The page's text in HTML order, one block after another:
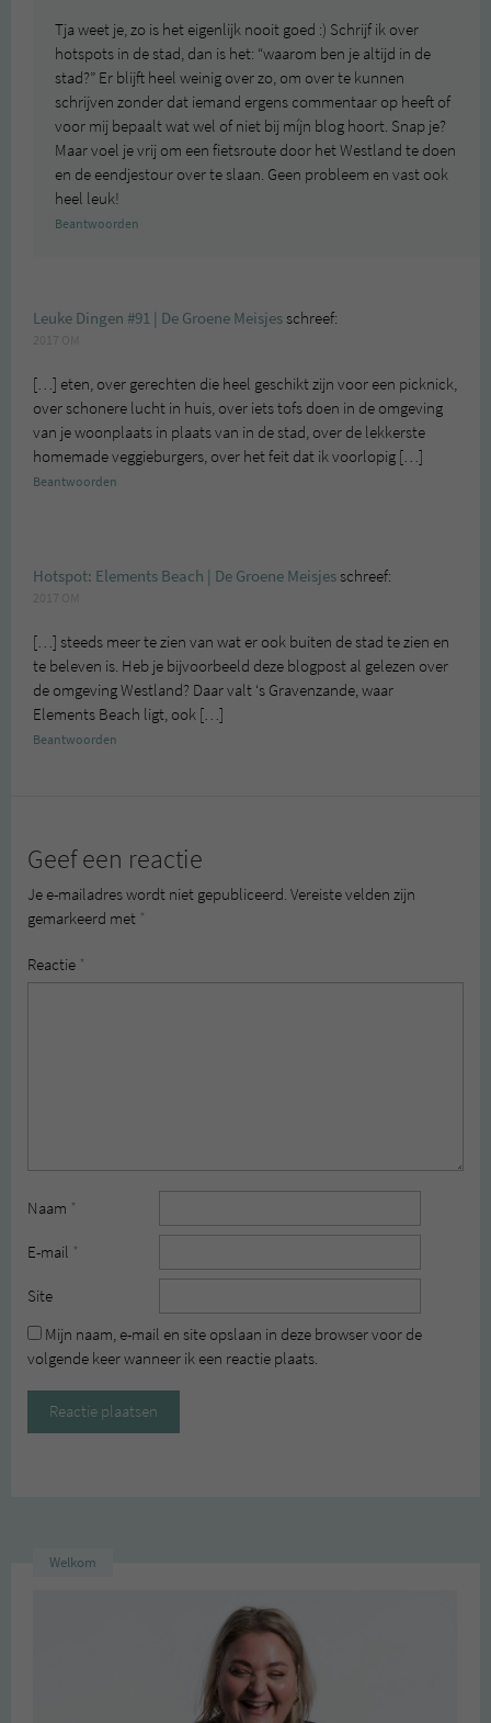
Tja weet je, zo is het eigenlijk nooit goed :) Schrijf ik over
hotspots in de stad, dan is het: “waarom ben je altijd in de
stad?” Er blijft heel weinig over zo, om over te kunnen
schrijven zonder dat iemand ergens commentaar op heeft of
voor mij bepaalt wat wel of niet bij míjn blog hoort. Snap je?
Maar voel je vrij om een fietsroute door het Westland te doen
en de eendjestour over te slaan. Geen probleem en vast ook
heel leuk!
Beantwoorden
Leuke Dingen #91 | De Groene Meisjesschreef:
[…] eten, over gerechten die heel geschikt zijn voor een picknick,
over schonere lucht in huis, over iets tofs doen in de omgeving
van je woonplaats in plaats van in de stad, over de lekkerste
homemade veggieburgers, over het feit dat ik voorlopig […]
Beantwoorden
Hotspot: Elements Beach | De Groene Meisjesschreef:
[…] steeds meer te zien van wat er ook buiten de stad te zien en
te beleven is. Heb je bijvoorbeeld deze blogpost al gelezen over
de omgeving Westland? Daar valt ‘s Gravenzande, waar
Elements Beach ligt, ook […]
Beantwoorden
Geef een reactie
Je e-mailadres wordt niet gepubliceerd. Vereiste velden zijn
gemarkeerd met *
Reactie *
Naam *
E-mail *
Site
Mijn naam, e-mail en site opslaan in deze browser voor de
volgende keer wanneer ik een reactie plaats.
Welkom